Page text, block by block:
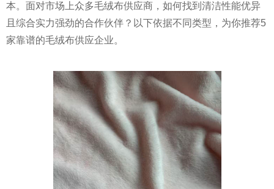
本。面对市场上众多毛绒布供应商，如何找到清洁性能优异
且综合实力强劲的合作伙伴？以下依据不同类型，为你推荐5
家靠谱的毛绒布供应企业。